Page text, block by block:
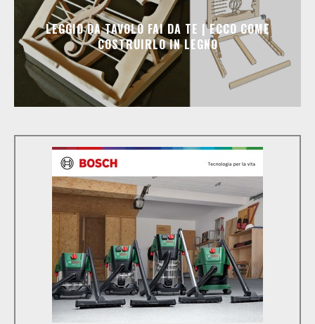
LEGGIO DA TAVOLO FAI DA TE | ECCO COME
COSTRUIRLO IN LEGNO